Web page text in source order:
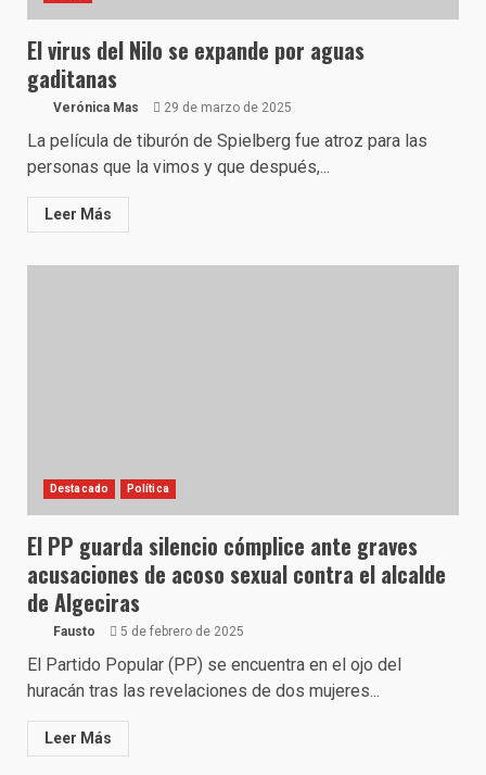
El virus del Nilo se expande por aguas
gaditanas
Verónica Mas 29 de marzo de 2025
La película de tiburón de Spielberg fue atroz para las
personas que la vimos y que después,...
Leer Más
Destacado Política
El PP guarda silencio cómplice ante graves
acusaciones de acoso sexual contra el alcalde
de Algeciras
Fausto 5 de febrero de 2025
El Partido Popular (PP) se encuentra en el ojo del
huracán tras las revelaciones de dos mujeres...
Leer Más